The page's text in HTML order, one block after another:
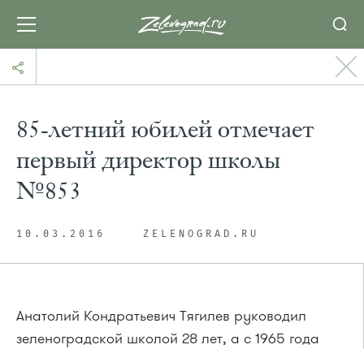
85-летний юбилей отмечает
первый директор школы
№853
10.03.2016 ZELENOGRAD.RU
Анатолий Кондратьевич Тягилев руководил
зеленоградской школой 28 лет, а с 1965 года